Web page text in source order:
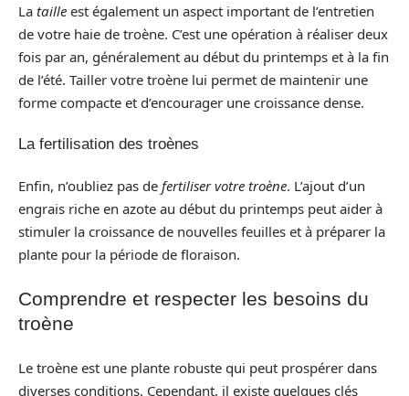
La taille est également un aspect important de l’entretien
de votre haie de troène. C’est une opération à réaliser deux
fois par an, généralement au début du printemps et à la fin
de l’été. Tailler votre troène lui permet de maintenir une
forme compacte et d’encourager une croissance dense.
La fertilisation des troènes
Enfin, n’oubliez pas de fertiliser votre troène. L’ajout d’un
engrais riche en azote au début du printemps peut aider à
stimuler la croissance de nouvelles feuilles et à préparer la
plante pour la période de floraison.
Comprendre et respecter les besoins du
troène
Le troène est une plante robuste qui peut prospérer dans
diverses conditions. Cependant, il existe quelques clés